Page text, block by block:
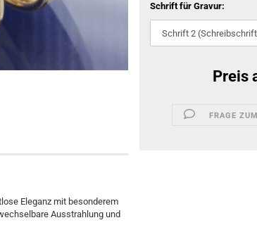
Schrift für Gravur:
Preis
FRAGE
Eleganz mit besonderem
Ausstrahlung und